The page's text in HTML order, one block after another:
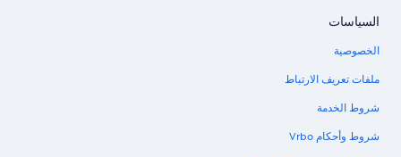
السياسات
الخصوصية
ملفات تعريف الارتباط
شروط الخدمة
شروط وأحكام Vrbo